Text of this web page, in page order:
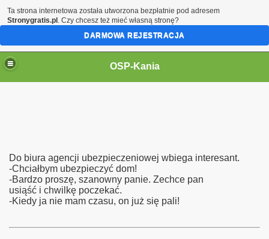
OSP-Kania
Do biura agencji ubezpieczeniowej wbiega interesant.
-Chciałbym ubezpieczyć dom!
-Bardzo proszę, szanowny panie. Zechce pan
usiąść i chwilkę poczekać.
-Kiedy ja nie mam czasu, on już się pali!
Ta strona internetowa została utworzona bezpłatnie pod adresem
Stronygratis.pl . Czy chcesz też mieć własną stronę?
DARMOWA REJESTRACJA